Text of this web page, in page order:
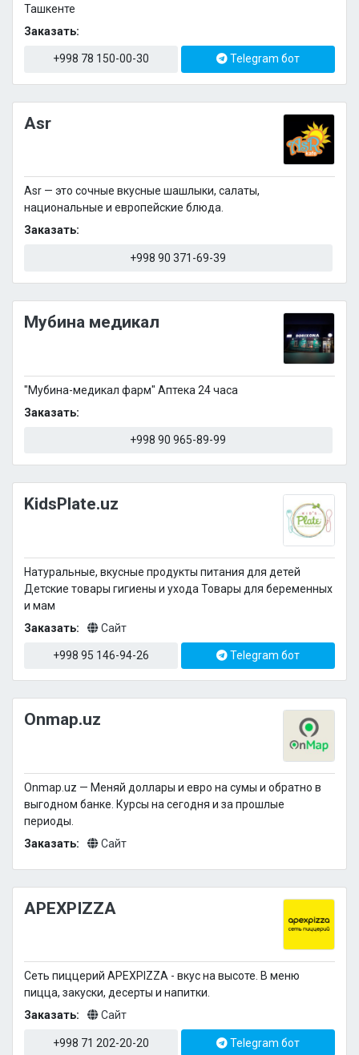
Ташкенте
Заказать:
+998 78 150-00-30 Telegram бот
Asr
Asr — это сочные вкусные шашлыки, салаты,
национальные и европейские блюда.
Заказать:
+998 90 371-69-39
Мубина медикал
"Мубина-медикал фарм" Аптека 24 часа
Заказать:
+998 90 965-89-99
KidsPlate.uz
Натуральные, вкусные продукты питания для детей
Детские товары гигиены и ухода Товары для беременных
и мам
Заказать:
Сайт
+998 95 146-94-26 Telegram бот
Onmap.uz
Onmap.uz — Меняй доллары и евро на сумы и обратно в
выгодном банке. Курсы на сегодня и за прошлые
периоды.
Заказать:
Сайт
APEXPIZZA
Сеть пиццерий APEXPIZZA - вкус на высоте. В меню
пицца, закуски, десерты и напитки.
Заказать:
Сайт
+998 71 202-20-20 Telegram бот